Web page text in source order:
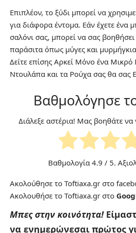
Επιπλέον, το ξύδι μπορεί να
για διάφορα έντομα. Εάν έχετε ένα
σαλόνι σας, μπορεί να σας
παράσιτα όπως μύγες και
Δείτε επίσης Αρκεί Μόνο ένα Μικρό
Ντουλάπα και τα Ρούχα σας θα σας
Βαθμολόγησε
Διάλεξε αστέρια! Μας βοηθάτε να
Βαθμολογία 4.9 / 5.
Ακολούθησε το Toftiaxa.gr στο
Ακολουθήσε το Toftiaxa.gr στο
Μπες στην κοινότητα!
να ενημερώνεσαι πρώτος